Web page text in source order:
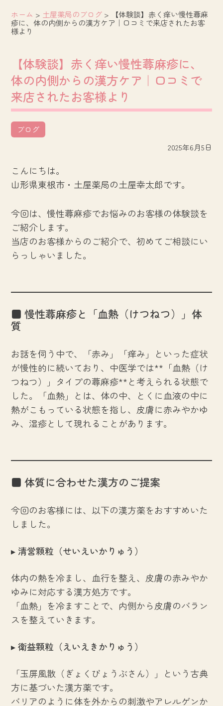
ホーム > 土屋薬局のブログ >
【体験談】赤く痒い慢性蕁麻
疹に、体の内側からの漢方ケア｜口コミで来店されたお客
様より
【体験談】赤く痒い慢性蕁麻疹に、
体の内側からの漢方ケア｜口コミで
来店されたお客様より
ブログ
2025年6月5日
こんにちは。
山形県東根市・土屋薬局の土屋幸太郎です。
今回は、慢性蕁麻疹でお悩みのお客様の体験談を
ご紹介します。
当店のお客様からのご紹介で、初めてご相談にい
らっしゃいました。
■ 慢性蕁麻疹と「血熱（けつねつ）」体
質
お話を伺う中で、「赤み」「痒み」といった症状
が慢性的に続いており、中医学では**「血熱（け
つねつ）」タイプの蕁麻疹**と考えられる状態で
した。「血熱」とは、体の中、とくに血液の中に
熱がこもっている状態を指し、皮膚に赤みやかゆ
み、湿疹として現れることがあります。
■ 体質に合わせた漢方のご提案
今回のお客様には、以下の漢方薬をおすすめいた
しました。
▸ 清営顆粒（せいえいかりゅう）
体内の熱を冷まし、血行を整え、皮膚の赤みやか
ゆみに対応する漢方処方です。
「血熱」を冷ますことで、内側から皮膚のバラン
スを整えていきます。
▸ 衛益顆粒（えいえきかりゅう）
「玉屏風散（ぎょくびょうぶさん）」という古典
方に基づいた漢方薬です。
バリアのように体を外からの刺激やアレルゲンか